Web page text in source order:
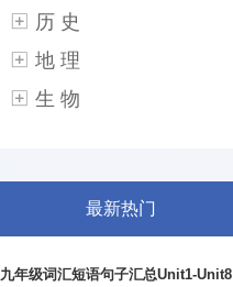
历 史
地 理
生 物
最新热门
九年级词汇短语句子汇总Unit1-Unit8